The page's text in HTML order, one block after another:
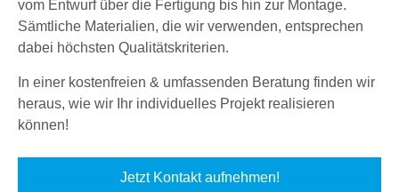
vom Entwurf über die Fertigung bis hin zur Montage.
Sämtliche Materialien, die wir verwenden, entsprechen
dabei höchsten Qualitätskriterien.
In einer kostenfreien & umfassenden Beratung finden wir
heraus, wie wir Ihr individuelles Projekt realisieren
können!
Jetzt Kontakt aufnehmen!